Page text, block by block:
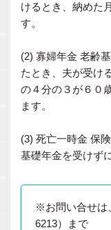
けるとき、納めた
す。
(2) 寡婦年金 老齢
たとき、夫が受け
の４分の３が６０
ます。
(3) 死亡一時金 保
基礎年金を受けず
※お問い合せは
6213）まで